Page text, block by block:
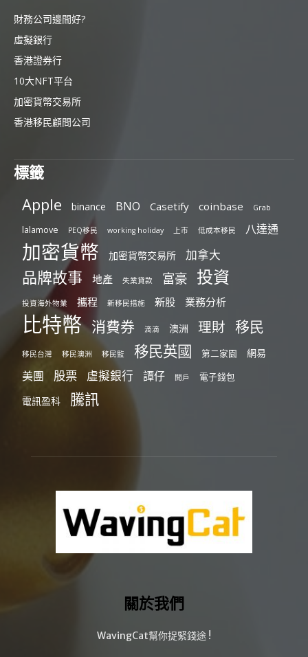
財務公司邊間好?
虛擬銀行
香港證券行
10大NFT平台
加密貨幣交易所
香港移民顧問公司
標籤
Apple binance BNO Casetify coinbase Grab
lalamove PEQ移民 working holiday 上市 低成本移民 八達通
加密貨幣 加密貨幣交易所 加拿大
品牌故事 地產 失業貸款 富豪 投資
投資海外物業 攜程 新移民措施 新股 業務分析
比特幣 消費券 滴滴 澳洲 理財 移民
移民台灣 移民澳洲 移民監 移民英國 第二家園 網易
美團 股票 虛擬銀行 譚仔 開戶 電子錢包
電訊盈科 騰訊
關於我們
WavingCat幫你捉緊錢途 !